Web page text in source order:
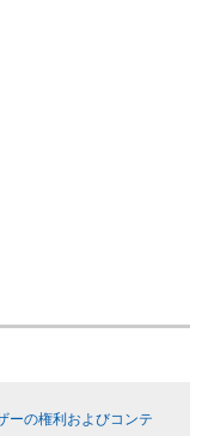
ーの権利およびコンテ